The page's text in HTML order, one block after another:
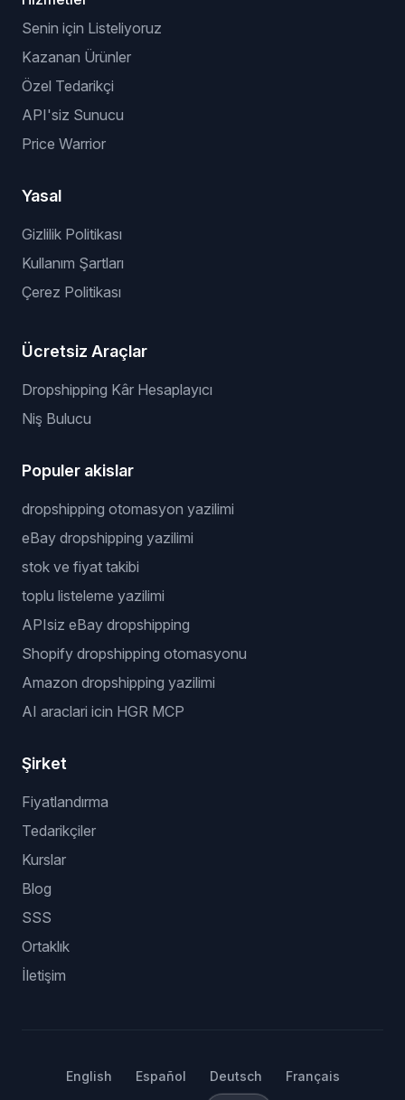
Senin için Listeliyoruz
Kazanan Ürünler
Özel Tedarikçi
API'siz Sunucu
Price Warrior
Yasal
Gizlilik Politikası
Kullanım Şartları
Çerez Politikası
Ücretsiz Araçlar
Dropshipping Kâr Hesaplayıcı
Niş Bulucu
Populer akislar
dropshipping otomasyon yazilimi
eBay dropshipping yazilimi
stok ve fiyat takibi
toplu listeleme yazilimi
APIsiz eBay dropshipping
Shopify dropshipping otomasyonu
Amazon dropshipping yazilimi
AI araclari icin HGR MCP
Şirket
Fiyatlandırma
Tedarikçiler
Kurslar
Blog
SSS
Ortaklık
İletişim
English Español Deutsch Français